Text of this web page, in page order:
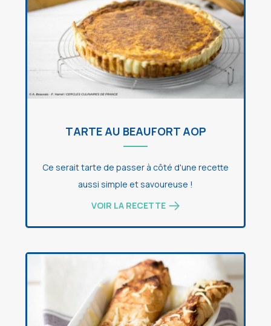
TARTE AU BEAUFORT AOP
Ce serait tarte de passer à côté d'une recette
aussi simple et savoureuse !
VOIR LA RECETTE